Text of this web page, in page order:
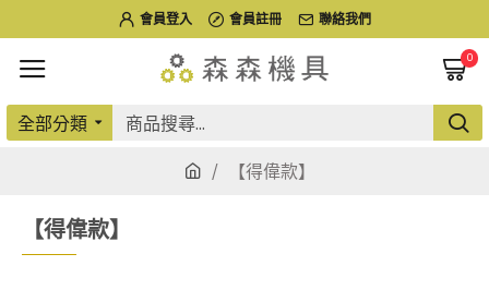
會員登入 會員註冊 聯絡我們
0
全部分類
【得偉款】
【得偉款】